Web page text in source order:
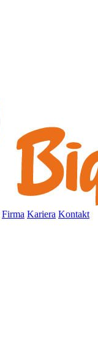
Firma Kariera Kontakt